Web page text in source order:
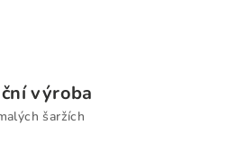
výroba
šaržích